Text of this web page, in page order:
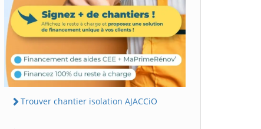
Trouver chantier isolation AJACCiO